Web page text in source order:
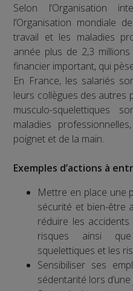
Selon l’Organisation
l’Organisation mondiale
travail et les maladies
année plus de 2,3
financier important, qui
En France, les salariés
leurs collègues des autres
musculo-squelettiques
maladies
poignet et de la main.
Exemples d’actions à
Mettre en place une
sécurité et bien-être
réduire les
risques ainsi
squelettiques et les
Sensibiliser ses
sédentarité lors